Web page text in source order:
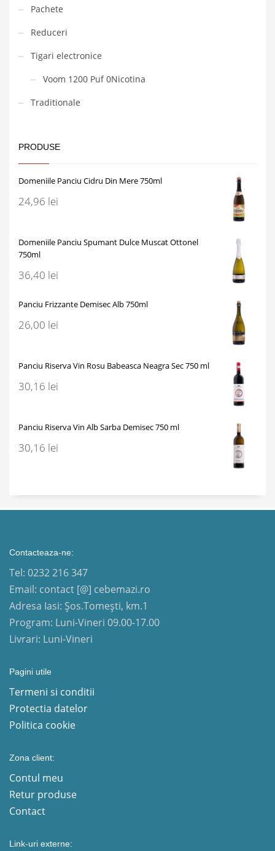
Pachete
Reduceri
Tigari electronice
Voom 1200 Puf 0Nicotina
Traditionale
PRODUSE
Domeniile Panciu Cidru Din Mere 750ml
24,96 lei
Domeniile Panciu Spumant Dulce Muscat Ottonel
750ml
36,40 lei
Panciu Frizzante Demisec Alb 750ml
26,00 lei
Panciu Riserva Vin Rosu Babeasca Neagra Sec 750 ml
30,16 lei
Panciu Riserva Vin Alb Sarba Demisec 750 ml
30,16 lei
Contacteaza-ne:
Tel: 0232 216 347
Email: contact [@] cebemazi.ro
Adresa Iasi: Șos.Tomești, km.1
Program: Luni-Vineri 09.00-17.00
Livrari: Luni-Vineri
Pagini utile
Termeni si conditii
Protectia datelor
Politica cookie
Zona client:
Contul meu
Retur produse
Contact
Link-uri externe: